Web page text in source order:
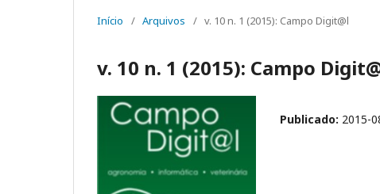
Início / Arquivos / v. 10 n. 1 (2015): Campo Digit@l
v. 10 n. 1 (2015): Campo
Publicado: 2015-